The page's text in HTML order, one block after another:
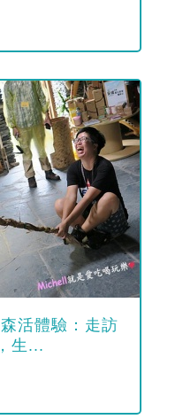
活體驗：走訪
生...